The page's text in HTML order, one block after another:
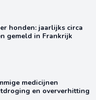
honden: jaarlijks circa
gemeld in Frankrijk
medicijnen
en oververhitting